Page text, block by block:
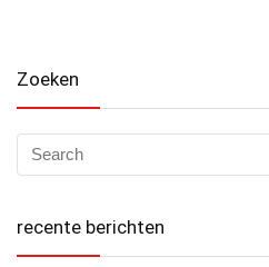
Zoeken
recente berichten